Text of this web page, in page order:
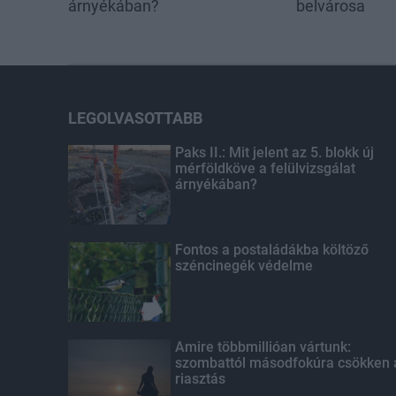
árnyékában?
belvárosa
LEGOLVASOTTABB
Paks II.: Mit jelent az 5. blokk új
mérföldköve a felülvizsgálat
árnyékában?
Fontos a postaládákba költöző
széncinegék védelme
Amire többmillióan vártunk:
szombattól másodfokúra csökken
riasztás